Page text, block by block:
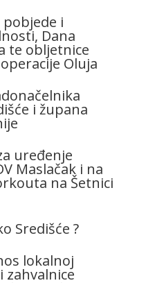
pobjede i
Dana
te obljetnice
Oluja
i župana
uređenje
Maslačak i na
na Šetnici
Središće ?
lokalnoj
zahvalnice